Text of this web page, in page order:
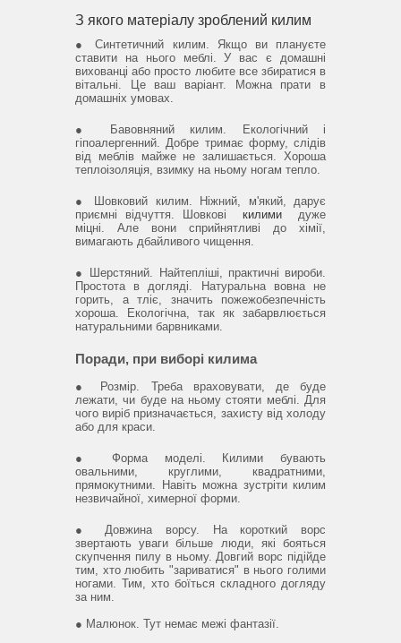
З якого матеріалу зроблений килим
● Синтетичний килим. Якщо ви плануєте
ставити на нього меблі.У вас є домашні
вихованці або просто любите все збиратися в
вітальні.
Це ваш варіант.
Можна прати в
домашніх умовах.
● Бавовняний килим.
Екологічний і
гіпоалергенний.Добре тримає форму, слідів
від меблів майже не залишається. Хороша
теплоізоляція, взимку на ньому ногам тепло.
● Шовковий килим.
Ніжний, м'який, дарує
приємні відчуття.
Шовкові килими дуже
міцні. Але вони сприйнятливі до хімії,
вимагають дбайливого чищення.
● Шерстяний.
Найтепліші, практичні вироби.
Простота в догляді.
Натуральна вовна не
горить, а тліє, значить пожежобезпечність
хороша.
Екологічна, так як забарвлюється
натуральними барвниками.
Поради, при виборі килима
● Розмір. Треба враховувати, де буде
лежати, чи буде на ньому стояти меблі. Для
чого виріб призначається, захисту від холоду
або для краси.
● Форма моделі.
Килими бувають
овальними, круглими, квадратними,
прямокутними.
Навіть можна зустріти килим
незвичайної, химерної форми.
● Довжина ворсу.
На короткий ворс
звертають уваги більше люди, які бояться
скупчення пилу в ньому.Довгий ворс підійде
тим, хто любить "зариватися" в нього голими
ногами. Тим, хто боїться складного догляду
за ним.
● Малюнок. Тут немає межі фантазії.